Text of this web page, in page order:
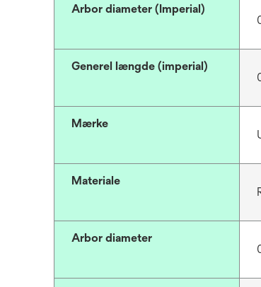
Arbor diameter (Imperial)
Generel længde (imperial)
Mærke
Materiale
Arbor diameter